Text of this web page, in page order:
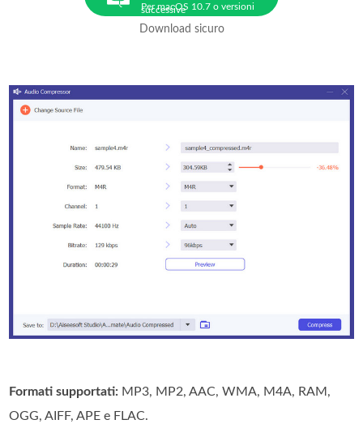
Per macOS 10.7 o versioni
successive
Download sicuro
Formati supportati: MP3, MP2, AAC, WMA, M4A, RAM,
OGG, AIFF, APE e FLAC.